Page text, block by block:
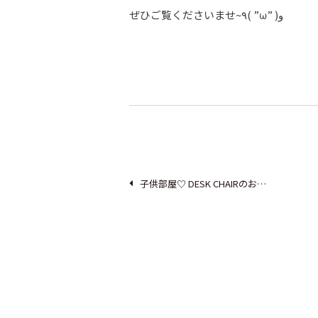
ぜひご覧くださいませ~٩( ”ω” )و
子供部屋♡ DESK CHAIRのお…